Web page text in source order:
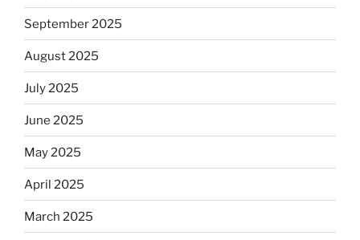
September 2025
August 2025
July 2025
June 2025
May 2025
April 2025
March 2025